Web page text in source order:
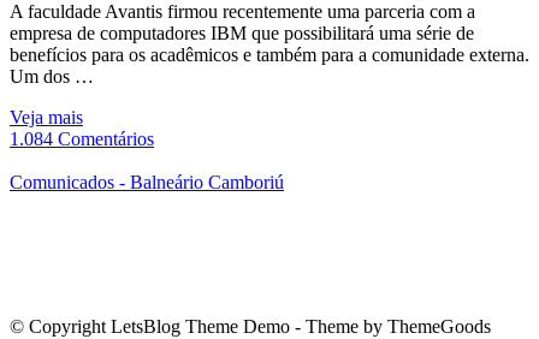
A faculdade Avantis firmou recentemente uma parceria com a
empresa de computadores IBM que possibilitará uma série de
benefícios para os acadêmicos e também para a comunidade externa.
Um dos …
Veja mais
1.084 Comentários
Comunicados - Balneário Camboriú
© Copyright LetsBlog Theme Demo - Theme by ThemeGoods